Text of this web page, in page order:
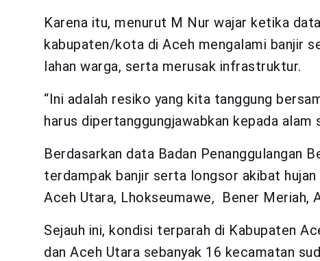
Karena itu, menurut M Nur wajar ketika
kabupaten/kota di Aceh mengalami banjir
lahan warga, serta merusak infrastruktur.
“Ini adalah resiko yang kita tanggung
harus dipertanggungjawabkan kepada alam
Berdasarkan data Badan Penanggulangan
terdampak banjir serta longsor akibat
Aceh Utara, Lhokseumawe, Bener Meriah,
Sejauh ini, kondisi terparah di Kabupaten
dan Aceh Utara sebanyak 16 kecamatan